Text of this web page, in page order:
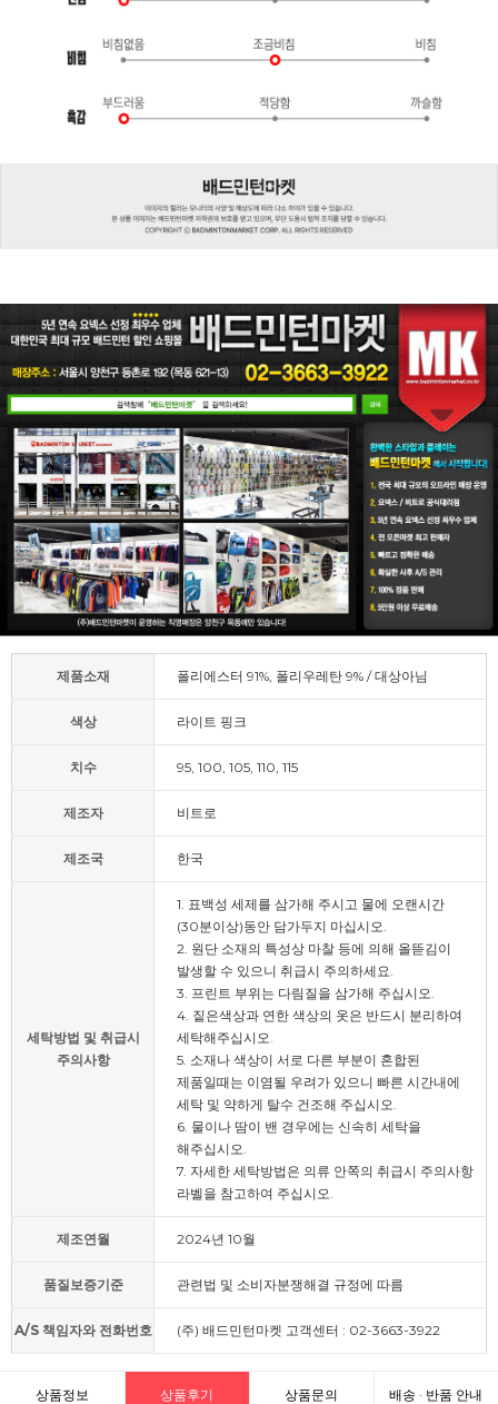
제품소재 폴리에스터 91%, 폴리우레탄 9% / 대상아님
색상 라이트 핑크
치수 95, 100, 105, 110, 115
제조자 비트로
제조국 한국
세탁방법 및 취급시
주의사항
1. 표백성 세제를 삼가해 주시고 물에 오랜시간
(30분이상)동안 담가두지 마십시오.
2. 원단 소재의 특성상 마찰 등에 의해 올뜯김이
발생할 수 있으니 취급시 주의하세요.
3. 프린트 부위는 다림질을 삼가해 주십시오.
4. 짙은색상과 연한 색상의 옷은 반드시 분리하여
세탁해주십시오.
5. 소재나 색상이 서로 다른 부분이 혼합된
제품일때는 이염될 우려가 있으니 빠른 시간내에
세탁 및 약하게 탈수 건조해 주십시오.
6. 물이나 땀이 밴 경우에는 신속히 세탁을
해주십시오.
7. 자세한 세탁방법은 의류 안쪽의 취급시 주의사항
라벨을 참고하여 주십시오.
제조연월 2024년 10월
품질보증기준 관련법 및 소비자분쟁해결 규정에 따름
A/S 책임자와 전화번호 (주) 배드민턴마켓 고객센터 : 02-3663-3922
상품정보 상품후기 상품문의 배송 · 반품 안내